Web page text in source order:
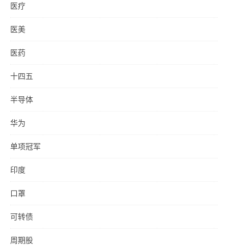
医疗
医美
医药
十四五
半导体
华为
单项冠军
印度
口罩
可转债
周期股